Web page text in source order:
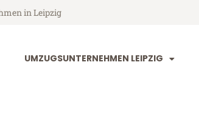
in Leipzig
UMZUGSUNTERNEHMEN LEIPZIG